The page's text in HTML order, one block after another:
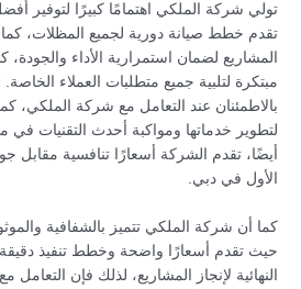
تولي شركة الملكي اهتمامًا كبيرًا لتوفير
تقدم خطط صيانة دورية لجميع المظلات،
المشاريع لضمان استمرارية الأداء
مبتكرة لتلبية جميع متطلبات العملاء
بالاطمئنان عند التعامل مع شركة الملكي،
لتطوير خدماتها ومواكبة أحدث التقنيات
أيضًا، تقدم الشركة أسعارًا تنافسية مقابل
الأول في دبي.
كما أن شركة الملكي تتميز بالشفافية
حيث تقدم أسعارًا واضحة وخطط تنفيذ دقيقة،
النهائية لإنجاز المشاريع، لذلك فإن